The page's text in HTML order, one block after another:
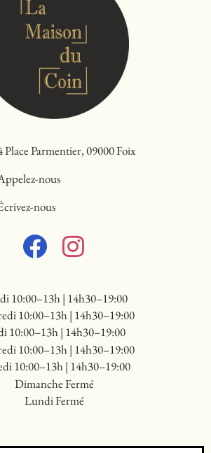
Place Parmentier, 09000 Foix
nous
nous
10:00–13h | 14h30–19:00
10:00–13h | 14h30–19:00
10:00–13h | 14h30–19:00
10:00–13h | 14h30–19:00
10:00–13h | 14h30–19:00
Dimanche Fermé
Lundi Fermé